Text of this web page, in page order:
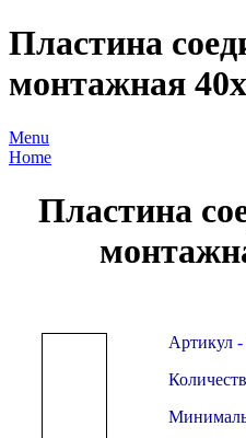
Пластина
монтажная
Menu
Home
Пластина
Артикул -